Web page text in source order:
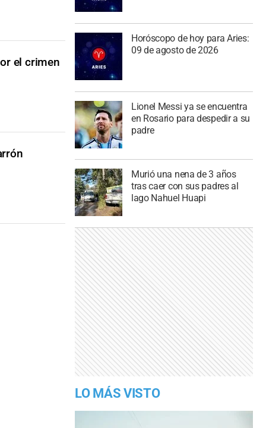
el crimen
Horóscopo de hoy para Aries:
09 de agosto de 2026
Lionel Messi ya se encuentra
en Rosario para despedir a su
padre
Murió una nena de 3 años
tras caer con sus padres al
lago Nahuel Huapi
LO MÁS VISTO